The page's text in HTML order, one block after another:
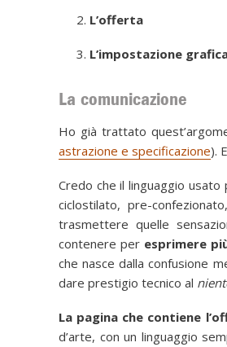
L’offerta
L’impostazione
La comunicazione
Ho già trattato
astrazione e specificazione).
Credo che il linguaggio
ciclostilato, pre-
trasmettere quelle
contenere per esprimere
che nasce dalla confusione
dare prestigio tecnico al
La pagina che contiene
d’arte, con un linguaggio